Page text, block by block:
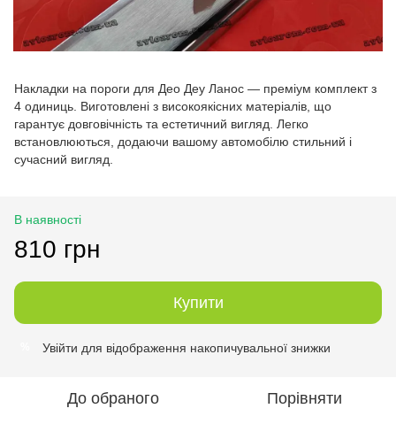
Накладки на пороги для Део Деу Ланос — преміум комплект з
4 одиниць. Виготовлені з високоякісних матеріалів, що
гарантує довговічність та естетичний вигляд. Легко
встановлюються, додаючи вашому автомобілю стильний і
сучасний вигляд.
В наявності
810 грн
Купити
Увійти для відображення накопичувальної знижки
До обраного Порівняти